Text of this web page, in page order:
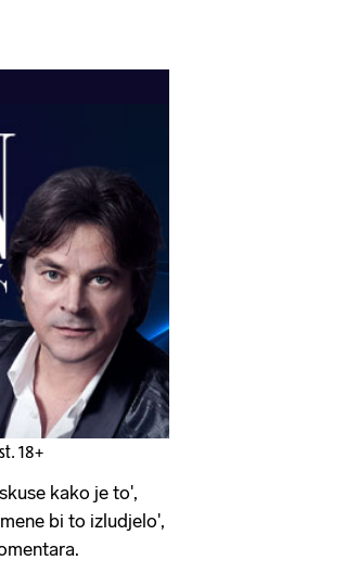
18+
kako je to',
bi to izludjelo',